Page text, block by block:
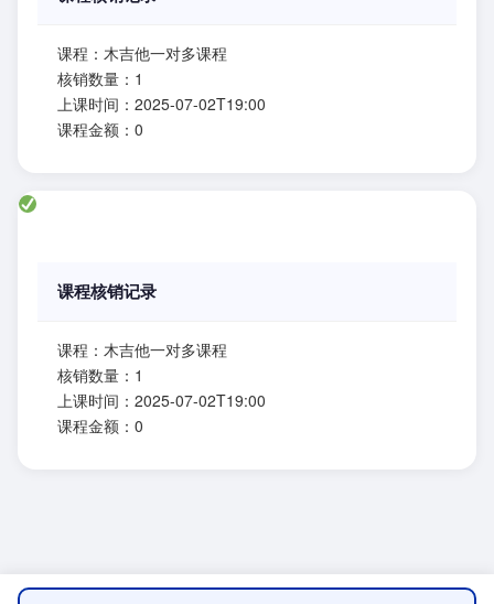
课程：木吉他一对多课程
核销数量：1
上课时间：2025-07-02T19:00
课程金额：0
课程核销记录
课程：木吉他一对多课程
核销数量：1
上课时间：2025-07-02T19:00
课程金额：0